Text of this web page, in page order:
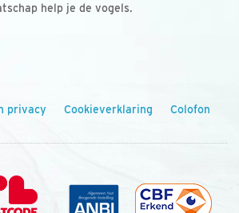
help je de vogels.
privacy Cookieverklaring Colofon